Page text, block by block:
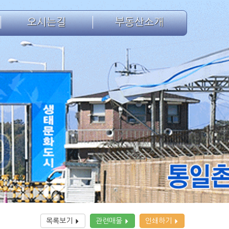
오시는길 부동산소개
목록보기 관련매물 인쇄하기